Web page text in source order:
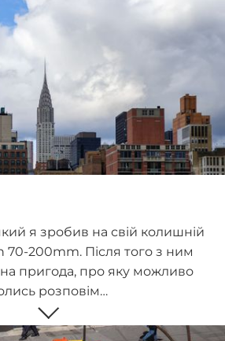
я зробив на свій колишній
70-200mm. Після того з ним
пригода, про яку можливо
розповім…